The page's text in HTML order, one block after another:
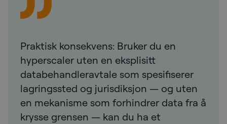
Praktisk konsekvens: Bruker du en
hyperscaler uten en eksplisitt
databehandleravtale som spesifiserer
lagringssted og jurisdiksjon — og uten
en mekanisme som forhindrer data fra å
krysse grensen — kan du ha et